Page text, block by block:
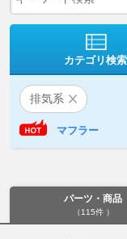
カテゴリ検索
排気系
マフラー
パーツ・商品
（115件 ）